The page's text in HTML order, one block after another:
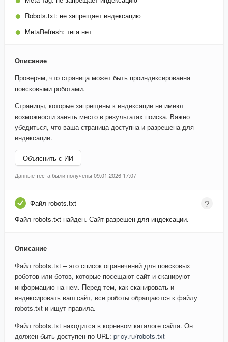
Robots.txt: не запрещает индексацию
MetaRefresh: тега нет
Описание
Проверям, что страница может быть проиндексированна
поисковыми роботами.
Страницы, которые запрещены к индексации не имеют
возможности занять место в результатах поиска. Важно
убедиться, что ваша страница доступна и разрешена для
индексации.
Объяснить с ИИ
Данные теста были получены 09.01.2026 17:07
Файл robots.txt
Файл robots.txt найден. Сайт разрешен для индексации.
Описание
Файл robots.txt – это список ограничений для поисковых
роботов или ботов, которые посещают сайт и сканируют
информацию на нем. Перед тем, как сканировать и
индексировать ваш сайт, все роботы обращаются к файлу
robots.txt и ищут правила.
Файл robots.txt находится в корневом каталоге сайта. Он
должен быть доступен по URL: pr-cy.ru/robots.txt